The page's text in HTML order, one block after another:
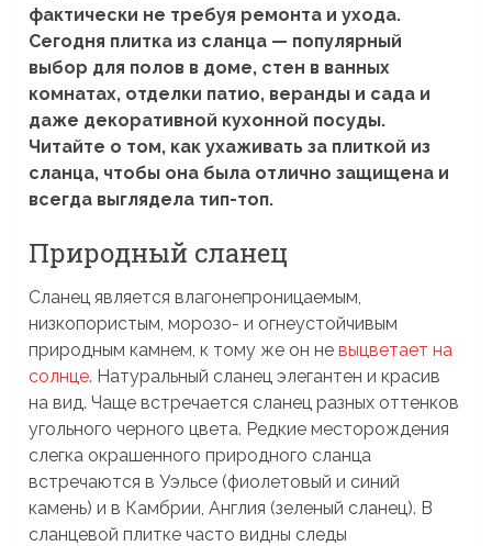
фактически не требуя ремонта и ухода.
Сегодня плитка из сланца — популярный
выбор для полов в доме, стен в ванных
комнатах, отделки патио, веранды и сада и
даже декоративной кухонной посуды.
Читайте о том, как ухаживать за плиткой из
сланца, чтобы она была отлично защищена и
всегда выглядела тип-топ.
Природный сланец
Сланец является влагонепроницаемым,
низкопористым, морозо- и огнеустойчивым
природным камнем, к тому же он невыцветает на
солнце. Натуральный сланец элегантен и красив
на вид. Чаще встречается сланец разных оттенков
угольного черного цвета. Редкие месторождения
слегка окрашенного природного сланца
встречаются в Уэльсе (фиолетовый и синий
камень) и в Камбрии, Англия (зеленый сланец). В
сланцевой плитке часто видны следы